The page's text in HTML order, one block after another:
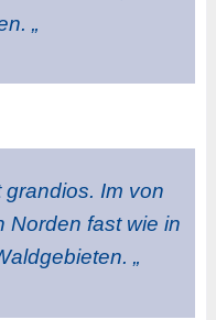
„
grandios. Im von
Norden fast wie in
„